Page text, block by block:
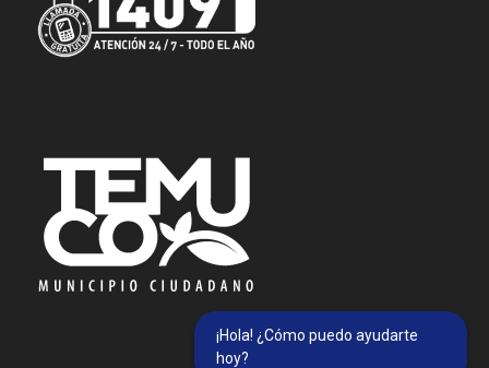
¡Hola! ¿Cómo puedo ayudarte
hoy?